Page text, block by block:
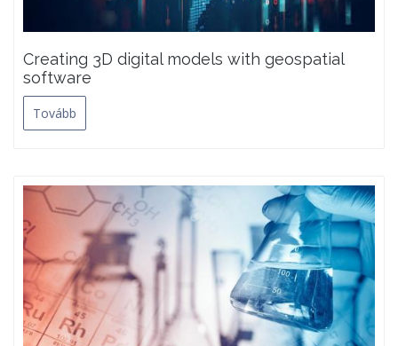
Creating 3D digital models with geospatial
software
Tovább